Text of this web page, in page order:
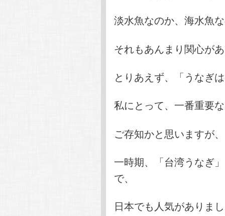
淡水魚なのか、海水魚
それもあんまり関心が
とりあえず、「うなぎは
私にとって、一番重要
ご存知かと思いますが、
一時期、「台湾うなぎ
で、
日本でも人気がありま